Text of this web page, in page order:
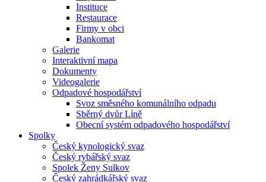
Instituce
Restaurace
Firmy v obci
Bankomat
Galerie
Interaktivní mapa
Dokumenty
Videogalerie
Odpadové hospodářství
Svoz směsného komunálního odpadu
Sběrný dvůr Líně
Obecní systém odpadového hospodářství
Spolky
Český kynologický svaz
Český rybářský svaz
Spolek Ženy Sulkov
Český zahrádkářský svaz